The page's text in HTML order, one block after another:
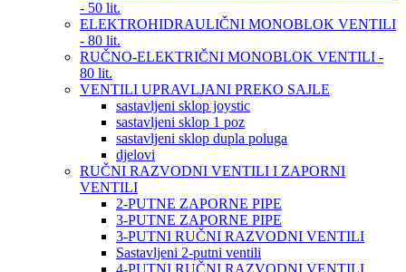
- 50 lit.
ELEKTROHIDRAULIČNI MONOBLOK VENTILI
- 80 lit.
RUČNO-ELEKTRIČNI MONOBLOK VENTILI -
80 lit.
VENTILI UPRAVLJANI PREKO SAJLE
sastavljeni sklop joystic
sastavljeni sklop 1 poz
sastavljeni sklop dupla poluga
djelovi
RUČNI RAZVODNI VENTILI I ZAPORNI
VENTILI
2-PUTNE ZAPORNE PIPE
3-PUTNE ZAPORNE PIPE
3-PUTNI RUČNI RAZVODNI VENTILI
Sastavljeni 2-putni ventili
4-PUTNI RUČNI RAZVODNI VENTILI